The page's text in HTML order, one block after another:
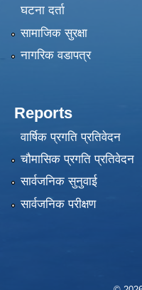
घटना दर्ता
सामाजिक सुरक्षा
नागरिक वडापत्र
Reports
वार्षिक प्रगति प्रतिवेदन
चौमासिक प्रगति प्रतिवेदन
सार्वजनिक सुनुवाई
सार्वजनिक परीक्षण